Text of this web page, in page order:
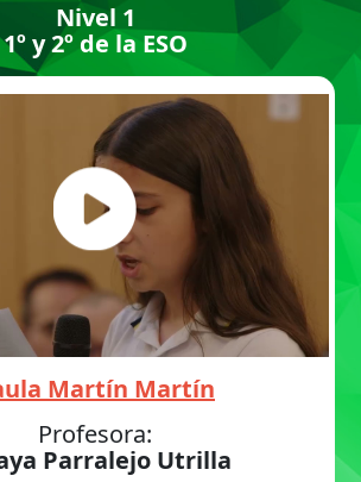
Nivel 1
1º y 2º de la ESO
Martín Martín
Profesora:
Parralejo Utrilla